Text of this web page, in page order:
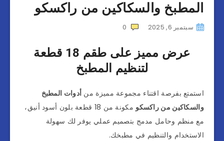
المطبخ والسكاكين من راكسكو
سبتمبر 6, 2025 0
عرض مميز على طقم 18 قطعة
لتنظيم المطبخ
استمتع بفرصة اقتناء مجموعة مميزة من أدوات المطبخ
والسكاكين من راكسكو
مكونة من 18 قطعة بلون أسود أنيق،
مع منظم وحامل مدمج بتصميم عملي يوفر لك سهولة
الاستخدام والتنظيم في مطبخك.